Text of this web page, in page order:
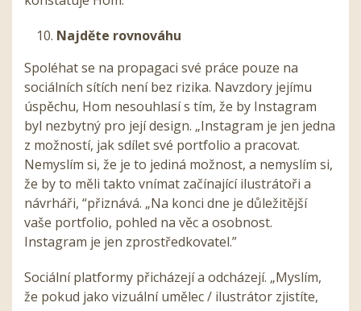
Najděte rovnováhu
Spoléhat se na propagaci své práce pouze na
sociálních sítích není bez rizika. Navzdory jejímu
úspěchu, Hom nesouhlasí s tím, že by Instagram
byl nezbytný pro její design. „Instagram je jen jedna
z možností, jak sdílet své portfolio a pracovat.
Nemyslím si, že je to jediná možnost, a nemyslím si,
že by to měli takto vnímat začínající ilustrátoři a
návrháři, “přiznává. „Na konci dne je důležitější
vaše portfolio, pohled na věc a osobnost.
Instagram je jen zprostředkovatel.”
Sociální platformy přicházejí a odcházejí. „Myslím,
že pokud jako vizuální umělec / ilustrátor zjistíte,